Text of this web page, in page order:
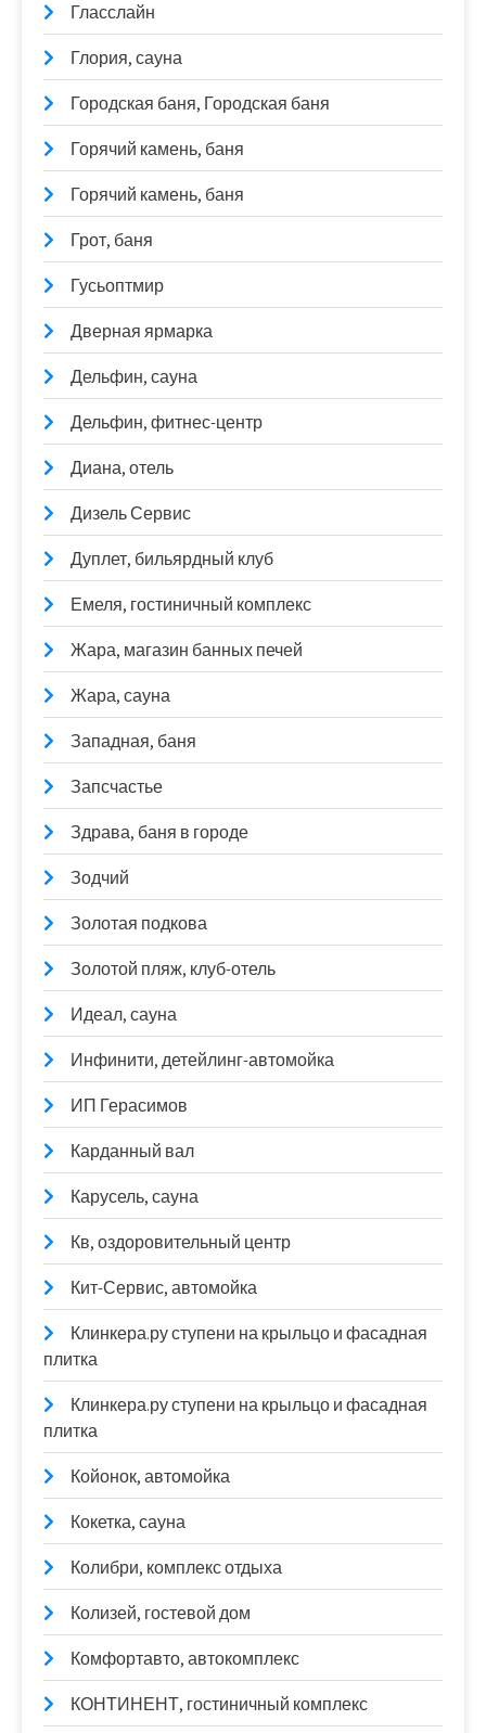
Гласслайн
Глория, сауна
Городская баня, Городская баня
Горячий камень, баня
Горячий камень, баня
Грот, баня
Гусьоптмир
Дверная ярмарка
Дельфин, сауна
Дельфин, фитнес-центр
Диана, отель
Дизель Сервис
Дуплет, бильярдный клуб
Емеля, гостиничный комплекс
Жара, магазин банных печей
Жара, сауна
Западная, баня
Запсчастье
Здрава, баня в городе
Зодчий
Золотая подкова
Золотой пляж, клуб-отель
Идеал, сауна
Инфинити, детейлинг-автомойка
ИП Герасимов
Карданный вал
Карусель, сауна
Кв, оздоровительный центр
Кит-Сервис, автомойка
Клинкера.ру ступени на крыльцо и фасадная
плитка
Клинкера.ру ступени на крыльцо и фасадная
плитка
Койонок, автомойка
Кокетка, сауна
Колибри, комплекс отдыха
Колизей, гостевой дом
Комфортавто, автокомплекс
КОНТИНЕНТ, гостиничный комплекс